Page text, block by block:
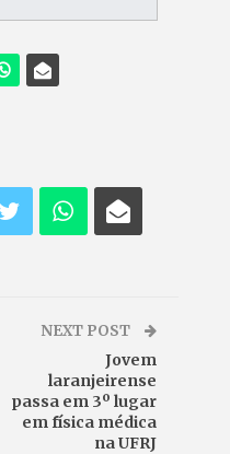
NEXT POST
Jovem
laranjeirense
passa em 3º lugar
em física médica
na UFRJ